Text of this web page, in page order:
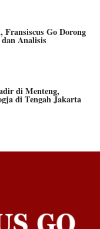
Go Dorong
Analisis
di Menteng,
di Tengah Jakarta